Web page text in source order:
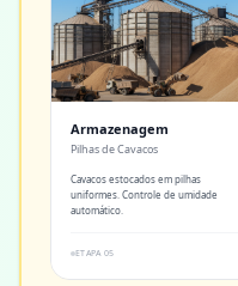
Armazenagem
Pilhas de Cavacos
Cavacos estocados em pilhas
uniformes. Controle de umidade
automático.
ETAPA 05